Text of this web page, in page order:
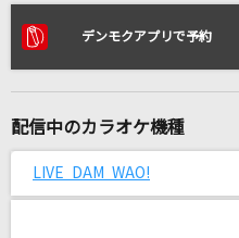
リアルタイムで歌
抱きしめたい
デンモクアプリで予約
配信中のカラオケ機種
LIVE DAM WAO!